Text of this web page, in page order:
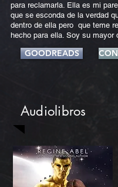
para reclamarla. Ella es mi
que se esconda de la verdad
dentro de ella pero que teme
hecho para ella. Soy su mayor
GOODREADS
Audiolibros